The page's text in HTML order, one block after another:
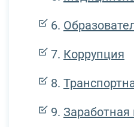
Коррупция
Заработная